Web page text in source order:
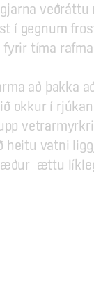
í gegnum
tíma
að þakka
okkur í
vatni
ættu